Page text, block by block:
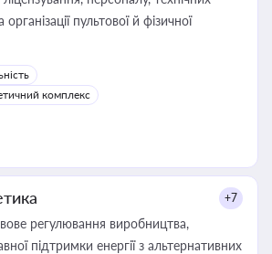
пультової й фізичної
комплекс
+7
регулювання виробництва,
підтримки енергії з альтернативних